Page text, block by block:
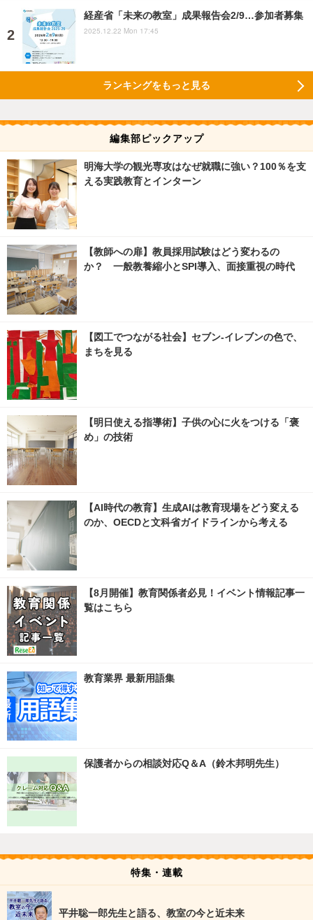
経産省「未来の教室」成果報告会2/9…参加者募集
2025.12.22 Mon 17:45
ランキングをもっと見る
編集部ピックアップ
明海大学の観光専攻はなぜ就職に強い？100％を支
える実践教育とインターン
【教師への扉】教員採用試験はどう変わるの
か？ 一般教養縮小とSPI導入、面接重視の時代
【図工でつながる社会】セブン‐イレブンの色で、
まちを見る
【明日使える指導術】子供の心に火をつける「褒
め」の技術
【AI時代の教育】生成AIは教育現場をどう変える
のか、OECDと文科省ガイドラインから考える
【8月開催】教育関係者必見！イベント情報記事一
覧はこちら
教育業界 最新用語集
保護者からの相談対応Q＆A（鈴木邦明先生）
特集・連載
平井聡一郎先生と語る、教室の今と近未来